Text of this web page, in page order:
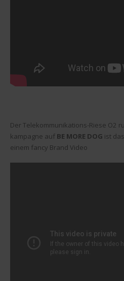
Der Telekommunikations-Riese O2
kampagne auf BE MORE DOG ist
einem fancy Brand Video